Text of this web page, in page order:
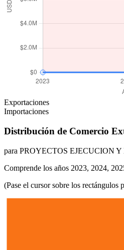
Exportaciones
Importaciones
Distribución de Comercio
para PROYECTOS EJECUCION
Comprende los años 2023, 2024,
(Pase el cursor sobre los rectángulos